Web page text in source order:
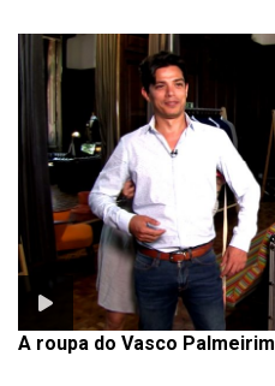
A roupa do Vasco